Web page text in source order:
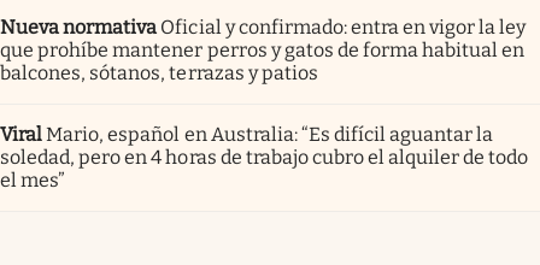
Nueva normativa Oficial y confirmado: entra en vigor la ley
que prohíbe mantener perros y gatos de forma habitual en
balcones, sótanos, terrazas y patios
ViralMario, español en Australia: “Es difícil aguantar la
soledad, pero en 4 horas de trabajo cubro el alquiler de todo
el mes”